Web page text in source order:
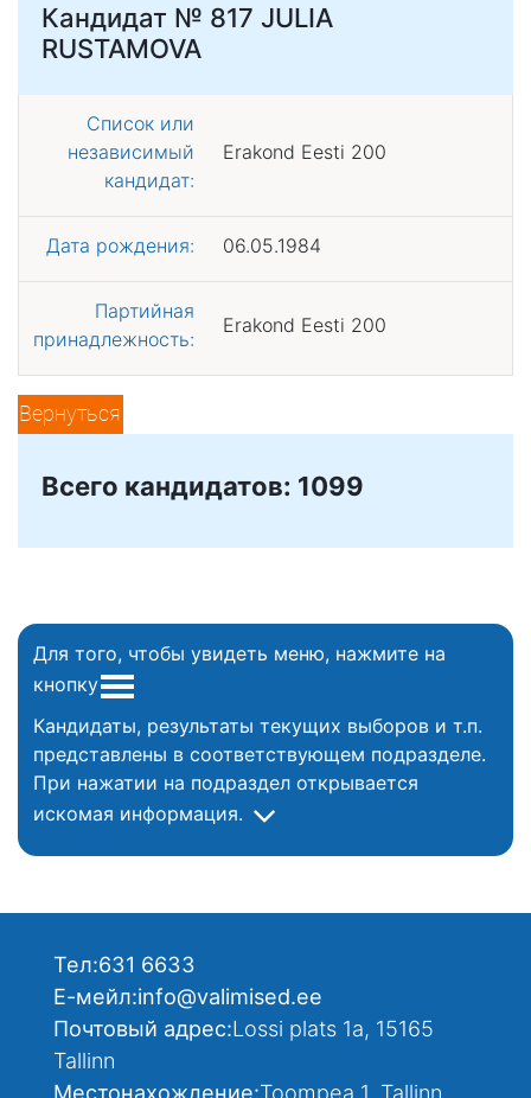
Кандидат № 817 JULIA
RUSTAMOVA
Список или
независимый
кандидат:
Erakond Eesti 200
Дата рождения: 06.05.1984
Партийная
принадлежность:
Erakond Eesti 200
Вернуться
Всего кандидатов: 1099
Для того, чтобы увидеть меню, нажмите на
кнопку
Кандидаты, результаты текущих выборов и т.п.
представлены в соответствующем подразделе.
При нажатии на подраздел открывается
искомая информация.
Тел:631 6633
Е-мейл:info@valimised.ee
Почтовый адрес:Lossi plats 1a, 15165
Tallinn
Местонахождение:Toompea 1, Tallinn